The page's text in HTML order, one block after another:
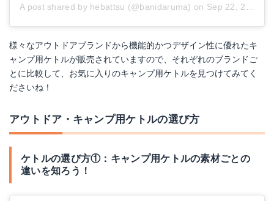
A post shared by hebattsu (@banidaruma) on Sep 22, 2018 at 7:29am PDT
様々なアウトドアブランドから機能的かつデザイン性に優れたキ
ャンプ用ケトルが販売されていますので、それぞれのブランドご
とに比較して、お気に入りのキャンプ用ケトルを見つけてみてく
ださいね！
アウトドア・キャンプ用ケトルの選び方
ケトルの選び方①：キャンプ用ケトルの素材ごとの
違いを知ろう！